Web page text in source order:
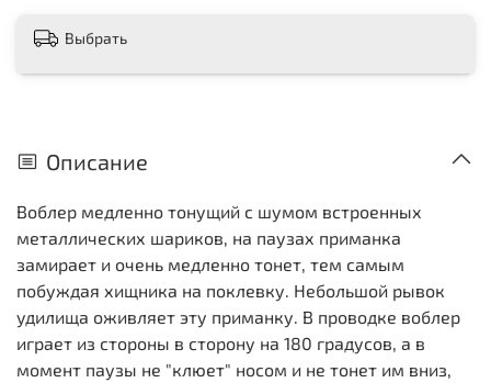
Выбрать
Описание
Воблер медленно тонущий с шумом встроенных
металлических шариков, на паузах приманка
замирает и очень медленно тонет, тем самым
побуждая хищника на поклевку. Небольшой рывок
удилища оживляет эту приманку. В проводке воблер
играет из стороны в сторону на 180 градусов, а в
момент паузы не "клюет" носом и не тонет им вниз,